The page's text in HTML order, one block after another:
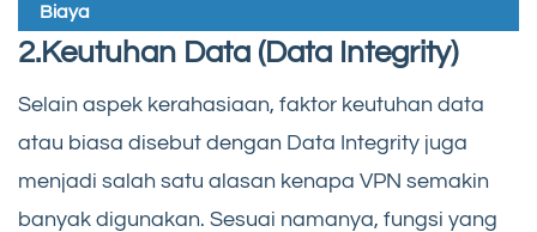
Biaya
2.Keutuhan Data (Data Integrity)
Selain aspek kerahasiaan, faktor keutuhan data
atau biasa disebut dengan Data Integrity juga
menjadi salah satu alasan kenapa VPN semakin
banyak digunakan. Sesuai namanya, fungsi yang